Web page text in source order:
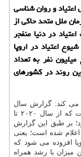
و روان شناسی
سال 2018 دفتر سازمان ملل متحد حاكی از
2020 تا سال 2025 بمب اعتیاد در دنیا منفجر
اعتیاد در اروپا
نفر به تعداد
روند در كشورهای
می كند: گزارش سال
۲۰۱۸ دفتر سازمان ملل متحد حاكی از آنست كه از سال ۲۰۲۰ تا
شود؛ بر طبق این گزارش
اعتیاد در اروپا ۰.۷ درصد اعلام شده است؛ یعنی
افزوده می شود كه
میزان با رشد همراه